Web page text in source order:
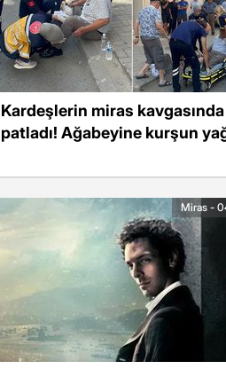
Kardeşlerin miras
patladı! Ağabeyine kurşun
Miras -